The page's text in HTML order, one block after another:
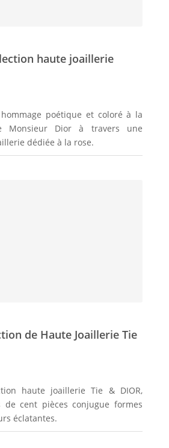
haute joaillerie
poétique et coloré à la
Monsieur Dior à travers une
dédiée à la rose.
de Haute Joaillerie Tie
haute joaillerie Tie & DIOR,
de cent pièces conjugue formes
éclatantes.